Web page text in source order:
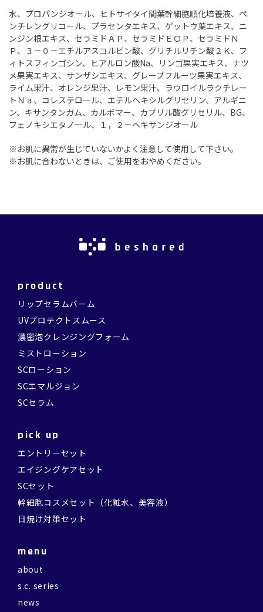
水、プロパンジオール、ヒトサイタイ間葉幹細胞順化培養液、ペ
ンチレングリコール、プラセンタエキス、ゲットウ葉エキス、ニ
ンジン根エキス、セラミドＡＰ、セラミドＥＯＰ、セラミドＮ
Ｐ、３－０－エチルアスコルビン酸、グリチルリチン酸２Ｋ、フ
ィトスフィンゴシン、ヒアルロン酸Na、リンゴ果実エキス、ナツ
メ果実エキス、サンザシエキス、グレープフルーツ果実エキス、
ライム果汁、オレンジ果汁、レモン果汁、ラウロイルラクチレー
トＮａ、コレステロール、エチルヘキシルグリセリン、アルギニ
ン、キサンタンガム、カルボマー、カプリル酸グリセリル、BG、
フェノキシエタノール、１，２－ヘキサンジオール
※お肌に異常が生じていないかよく注意して使用して下さい。
※お肌に合わないときは、ご使用をおやめください。
product
リップセラムバーム
UVプロテクトスムース
濃密泡クレンジングフォーム
ミストローション
SCローション
SCエマルジョン
SCセラム
pick up
エントリーセット
エイジングケアセット
SCセット
幹細胞コスメセット（化粧水、美容液）
日焼け対策セット
menu
about
s.c. series
news